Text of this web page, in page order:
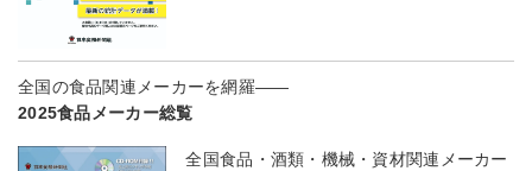
全国の食品関連メーカーを網羅――
2025食品メーカー総覧
全国食品・酒類・機械・資材関連メーカー